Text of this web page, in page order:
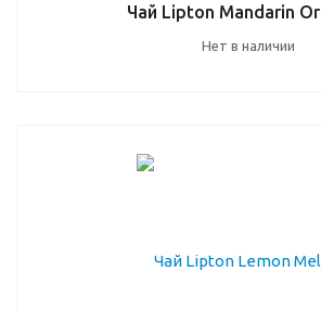
Чай Lipton Mandarin
Нет в наличии